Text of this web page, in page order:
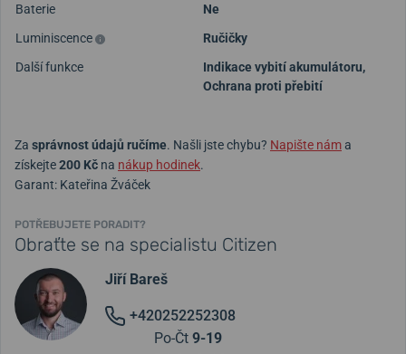
Baterie
Ne
Luminiscence
Ručičky
Další funkce
Indikace vybití akumulátoru,
Ochrana proti přebití
Za správnost údajů ručíme. Našli jste chybu? Napište náma
získejte200 Kč na nákup hodinek.
Garant: Kateřina Žváček
POTŘEBUJETE PORADIT?
Obraťte se na specialistu Citizen
Jiří Bareš
+420252252308
Po-Čt 9-19